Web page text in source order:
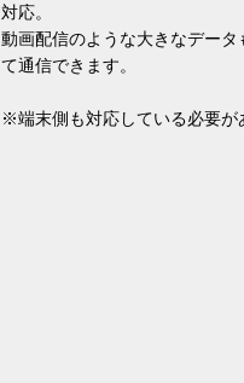
対応。
動画配信のような大きなデータ
て通信できます。
※端末側も対応している必要が